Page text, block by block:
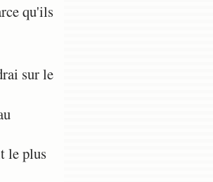
qu'ils
sur le
le plus